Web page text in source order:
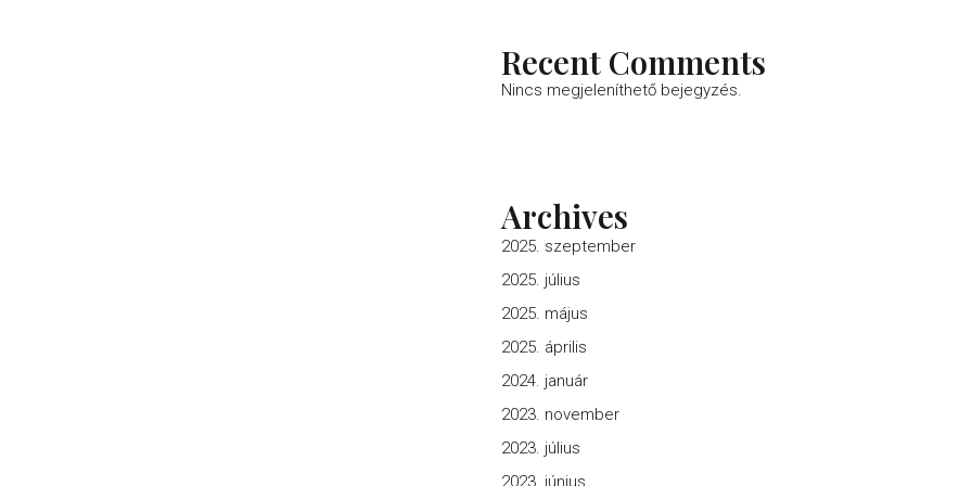
Recent Comments
Nincs megjeleníthető bejegyzés.
Archives
2025. szeptember
2025. július
2025. május
2025. április
2024. január
2023. november
2023. július
2023. június